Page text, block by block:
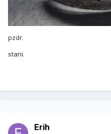
pzdr.
stani.
Erih